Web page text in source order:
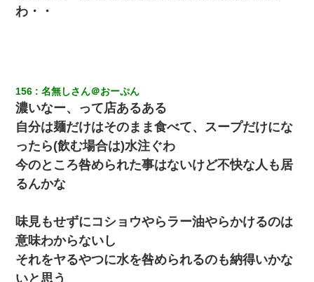
わ・・
156 名無しさん＠おーぷん
濃いなー、って店あるある
自分は麺だけはそのまま食べて、スープだけにな
ったら(飲む場合は)水注ぐわ
今のところ咎められた事はないけど不快な人も居
るんかな
味見もせずにコショウやらラー油やらかけるのは
意味わからないし
それをヤるやつに水を咎められるのも納得いかな
いと思う